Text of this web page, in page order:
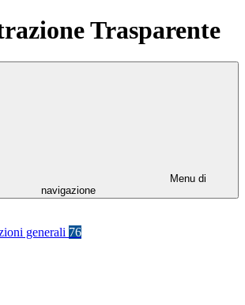
Trasparente
Menu di
navigazione
generali 76